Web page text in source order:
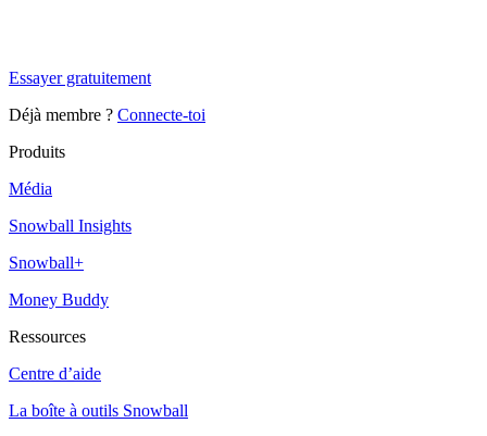
Essayer gratuitement
Déjà membre ? Connecte-toi
Produits
Média
Snowball Insights
Snowball+
Money Buddy
Ressources
Centre d’aide
La boîte à outils Snowball